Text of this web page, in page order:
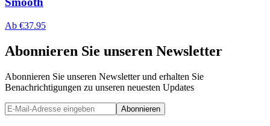
Ab €37.95
Abonnieren Sie unseren Newsletter
Abonnieren Sie unseren Newsletter und erhalten Sie
Benachrichtigungen zu unseren neuesten Updates
Abonnieren